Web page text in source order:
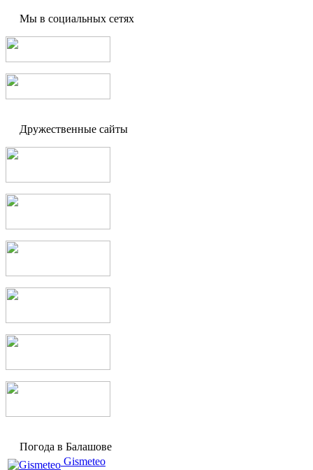
Мы в социальных сетях
Дружественные сайты
Погода в Балашове
Gismeteo